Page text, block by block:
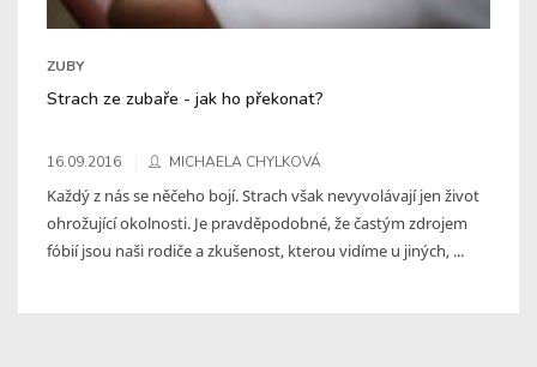
ZUBY
Strach ze zubaře - jak ho překonat?
16.09.2016 MICHAELA CHYLKOVÁ
Každý z nás se něčeho bojí. Strach však nevyvolávají jen život
ohrožující okolnosti. Je pravděpodobné, že častým zdrojem
fóbií jsou naši rodiče a zkušenost, kterou vidíme u jiných, ...